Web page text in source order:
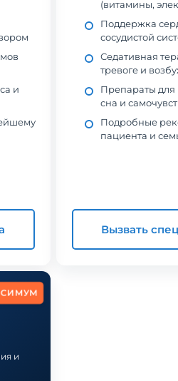
Обращались в частный
и
(витамины,
Поддержка
сосудистой
Седативная
тревоге и
Препараты
сна и
Подробные
пациента и
Вызвать
и